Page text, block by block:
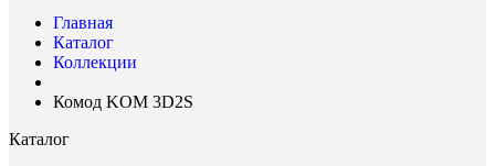
Главная
Каталог
Коллекции
Комод KOM 3D2S
Каталог